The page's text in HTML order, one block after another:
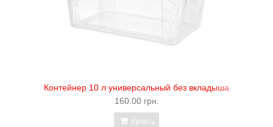
Контейнер 10 л универсальный без вкладыша
160.00 грн.
Купить